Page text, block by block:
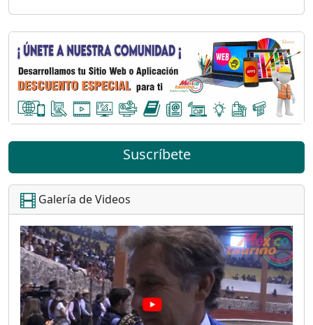
Suscríbete
Galería de Videos